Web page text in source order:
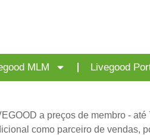
MLM Livegood
a preços de membro -
como parceiro de vendas,